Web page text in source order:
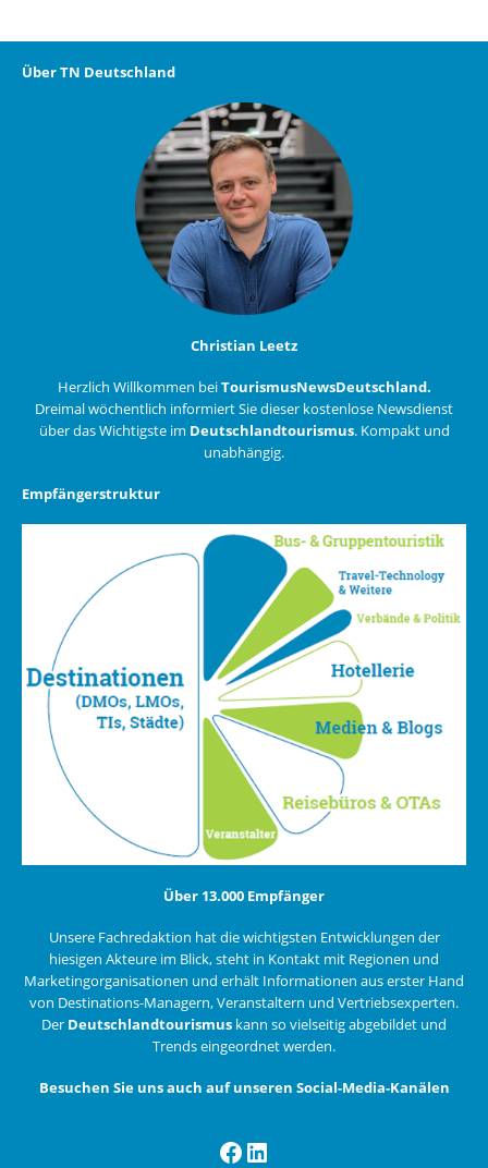
Über TN Deutschland
Christian Leetz
Herzlich Willkommen beiTourismusNewsDeutschland.
Dreimal wöchentlich informiert Sie dieser kostenlose Newsdienst
über das Wichtigste im Deutschlandtourismus. Kompakt und
unabhängig.
Empfängerstruktur
Über 13.000 Empfänger
Unsere Fachredaktion hat die wichtigsten Entwicklungen der
hiesigen Akteure im Blick, steht in Kontakt mit Regionen und
Marketingorganisationen und erhält Informationen aus erster Hand
von Destinations-Managern, Veranstaltern und Vertriebsexperten.
Der Deutschlandtourismus kann so vielseitig abgebildet und
Trends eingeordnet werden.
Besuchen Sie uns auch auf unseren Social-Media-Kanälen
Facebook
LinkedIn